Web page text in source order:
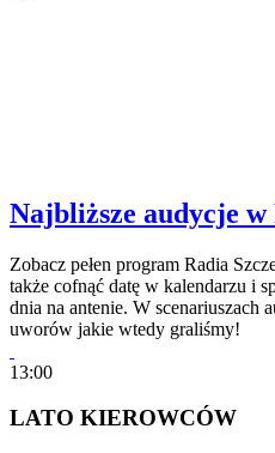
Najbliższe audycje w
Zobacz pełen program Radia
także cofnąć datę w kalendarzu i
dnia na antenie. W scenariuszach
uworów jakie wtedy graliśmy!
13:00
LATO KIEROWCÓW